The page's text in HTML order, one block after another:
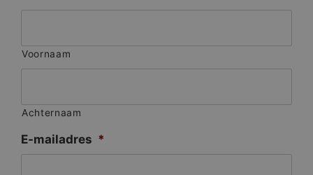
Voornaam
Achternaam
E-mailadres *